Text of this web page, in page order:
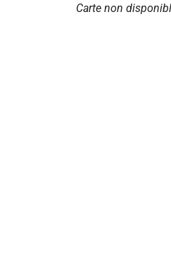
Carte non